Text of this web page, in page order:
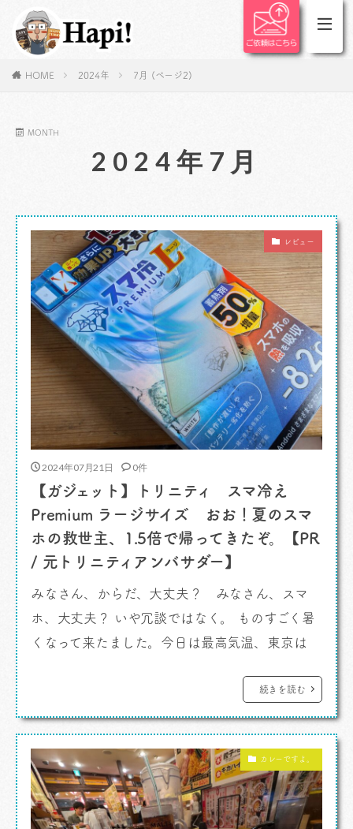
HOME 2024年 7月 (ページ2)
MONTH
2024年7月
レビュー
2024年07月21日 0件
【ガジェット】トリニティ スマ冷え
Premium ラージサイズ おお！夏のスマ
ホの救世主、1.5倍で帰ってきたぞ。【PR
/ 元トリニティアンバサダー】
みなさん、からだ、大丈夫？ みなさん、スマ
ホ、大丈夫？ いや冗談ではなく。 ものすごく暑
くなって来たました。今日は最高気温、東京は
37度って出てました。冗談でもなんでもなく、カ
ラダもスマホもあぶない。暑さであぶない。すご
にね、外出の時はとにかく体を冷やすアイテムは
持ちましょう。なるべくエアコンがついた乗り物
で移 […]
続きを読む
カレーですよ。